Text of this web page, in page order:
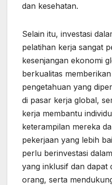
dan kesehatan.
Selain itu, investasi
pelatihan kerja sangat
kesenjangan ekonomi
berkualitas
pengetahuan yang
di pasar kerja global,
kerja membantu
keterampilan mereka
pekerjaan yang lebih
perlu berinvestasi
yang inklusif dan dapat
orang, serta